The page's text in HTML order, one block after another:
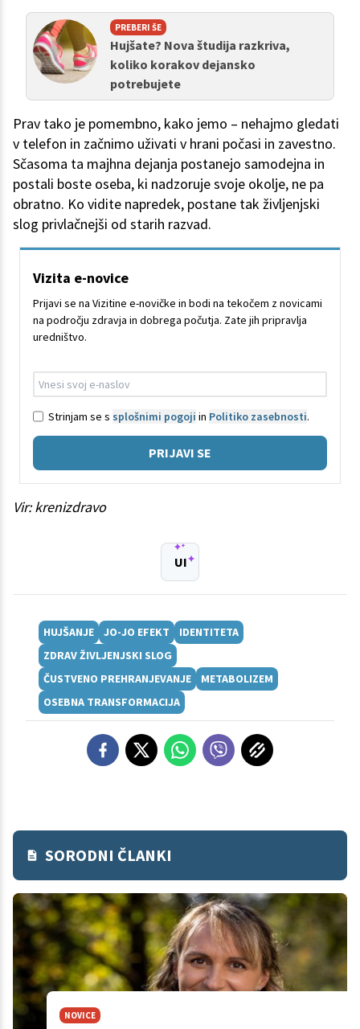
PREBERI ŠE
Hujšate? Nova študija razkriva,
koliko korakov dejansko
potrebujete
Prav tako je pomembno, kako jemo – nehajmo gledati
v telefon in začnimo uživati v hrani počasi in zavestno.
Sčasoma ta majhna dejanja postanejo samodejna in
postali boste oseba, ki nadzoruje svoje okolje, ne pa
obratno. Ko vidite napredek, postane tak življenjski
slog privlačnejši od starih razvad.
Vizita e-novice
Prijavi se na Vizitine e-novičke in bodi na tekočem z novicami
na področju zdravja in dobrega počutja. Zate jih pripravlja
uredništvo.
Strinjam se s splošnimi pogoji in Politiko zasebnosti.
PRIJAVI SE
Vir: krenizdravo
UI
HUJŠANJE JO-JO EFEKT
IDENTITETA
ZDRAV ŽIVLJENJSKI SLOG
ČUSTVENO PREHRANJEVANJE
METABOLIZEM
OSEBNA TRANSFORMACIJA
SORODNI ČLANKI
NOVICE